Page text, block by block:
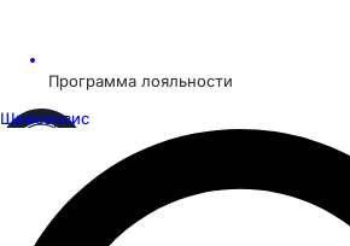
Программа лояльности
Шинсервис